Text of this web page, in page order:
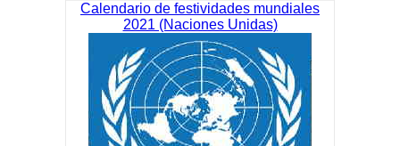
Calendario de festividades mundiales
2021 (Naciones Unidas)